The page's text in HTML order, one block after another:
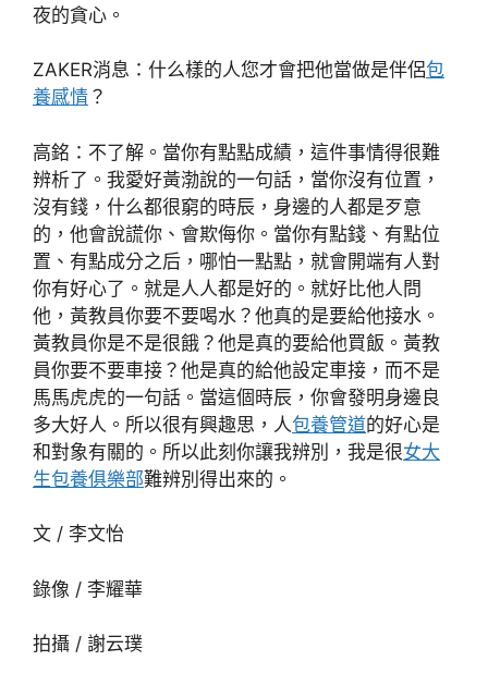
夜的貪心。
ZAKER消息：什么樣的人您才會把他當做是伴侶包
養感情 ？
高銘：不了解。當你有點點成績，這件事情得很難
辨析了。我愛好黃渤說的一句話，當你沒有位置，
沒有錢，什么都很窮的時辰，身邊的人都是歹意
的，他會說謊你、會欺侮你。當你有點錢、有點位
置、有點成分之后，哪怕一點點，就會開端有人對
你有好心了。就是人人都是好的。就好比他人問
他，黃教員你要不要喝水？他真的是要給他接水。
黃教員你是不是很餓？他是真的要給他買飯。黃教
員你要不要車接？他是真的給他設定車接，而不是
馬馬虎虎的一句話。當這個時辰，你會發明身邊良
多大好人。所以很有興趣思，人包養管道的好心是
和對象有關的。所以此刻你讓我辨別，我是很女大
生包養俱樂部難辨別得出來的。
文 / 李文怡
錄像 / 李耀華
拍攝 / 謝云璞